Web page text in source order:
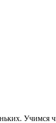
Учимся